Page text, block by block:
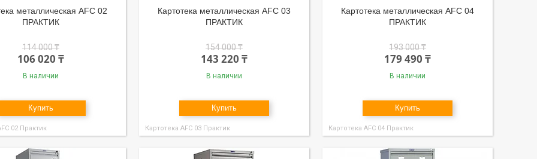
металлическая AFC 02
ПРАКТИК
114 000 ₸
106 020 ₸
В наличии
Купить
02 Практик
Картотека металлическая AFC 03
ПРАКТИК
154 000 ₸
143 220 ₸
В наличии
Купить
Картотека АFC 03 Практик
Картотека металлическая AFC 04
ПРАКТИК
193 000 ₸
179 490 ₸
В наличии
Купить
Картотека АFC 04 Практик